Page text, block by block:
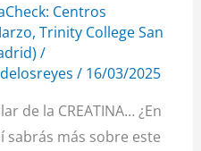
Centros
, Trinity College San
/
/ 16/03/2025
de la CREATINA… ¿En
sabrás más sobre este